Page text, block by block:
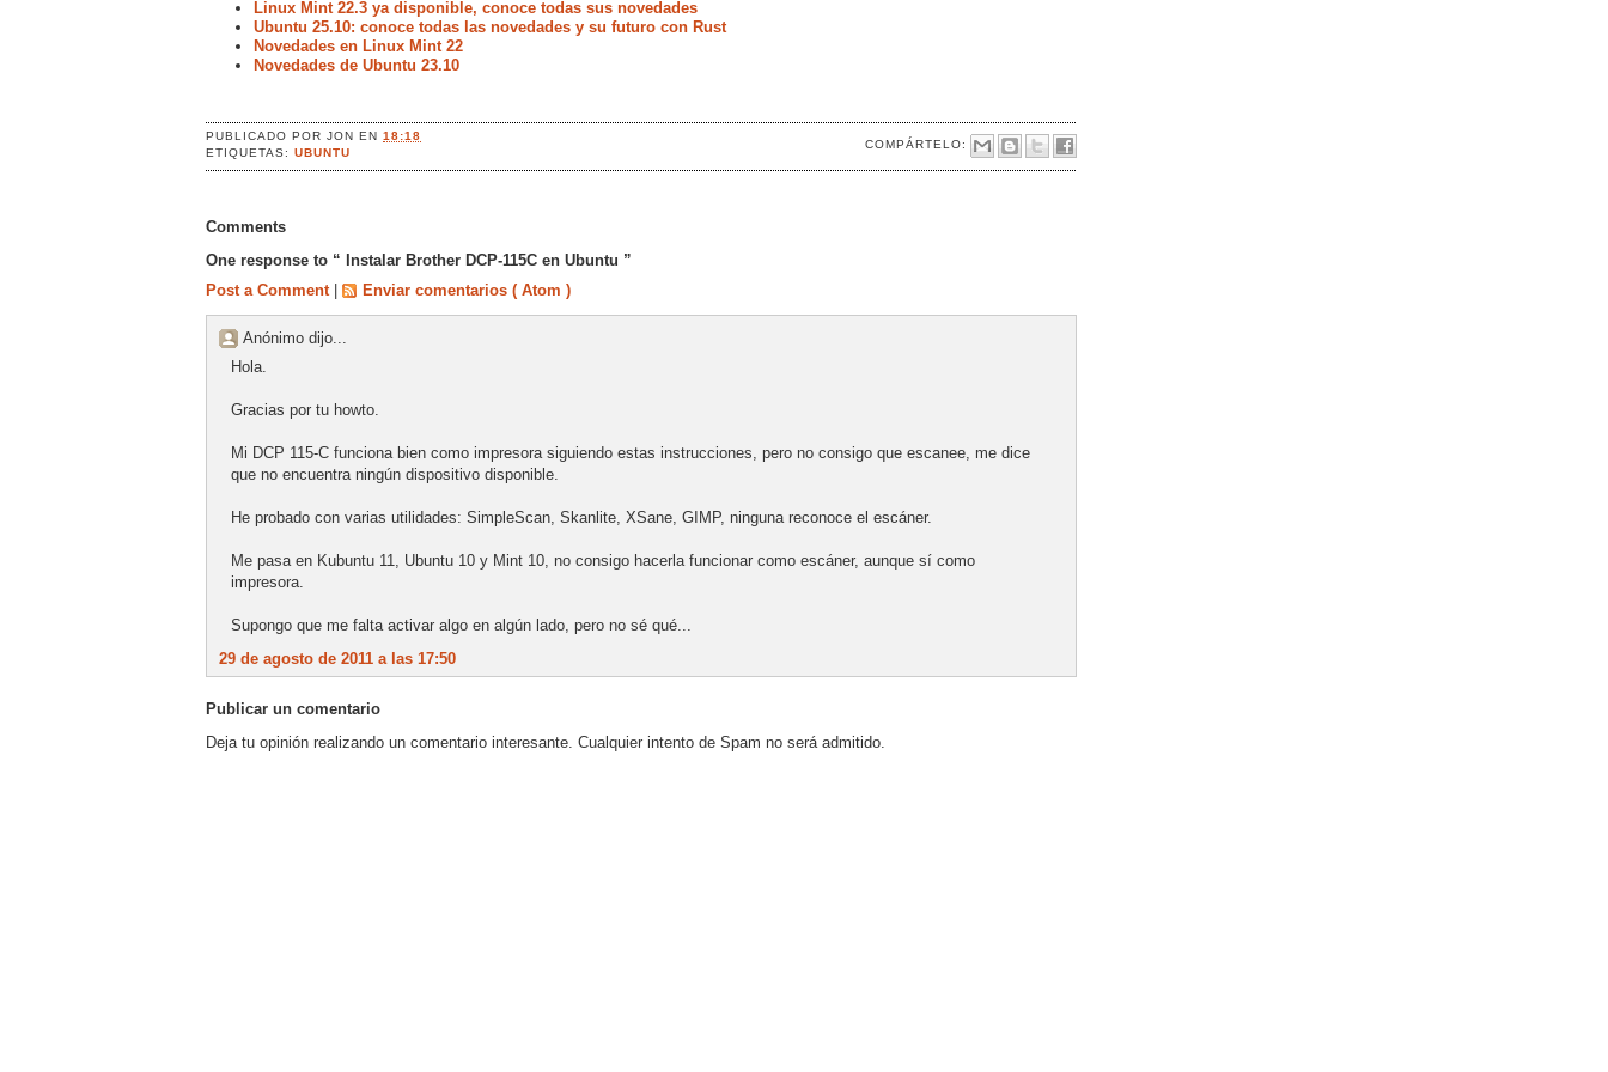
Linux Mint 22.3 ya disponible, conoce todas sus novedades
Ubuntu 25.10: conoce todas las novedades y su futuro con Rust
Novedades en Linux Mint 22
Novedades de Ubuntu 23.10
PUBLICADO PORJONEN18:18
COMPÁRTELO:
ETIQUETAS:UBUNTU
Comments
One response to “ Instalar Brother DCP-115C en Ubuntu ”
Post a Comment
Enviar comentarios ( Atom )
Anónimo dijo...
Hola.
Gracias por tu howto.
Mi DCP 115-C funciona bien como impresora siguiendo estas instrucciones, pero no consigo que escanee, me dice
que no encuentra ningún dispositivo disponible.
He probado con varias utilidades: SimpleScan, Skanlite, XSane, GIMP, ninguna reconoce el escáner.
Me pasa en Kubuntu 11, Ubuntu 10 y Mint 10, no consigo hacerla funcionar como escáner, aunque sí como
impresora.
Supongo que me falta activar algo en algún lado, pero no sé qué...
29 de agosto de 2011 a las 17:50
Publicar un comentario
Deja tu opinión realizando un comentario interesante. Cualquier intento de Spam no será admitido.